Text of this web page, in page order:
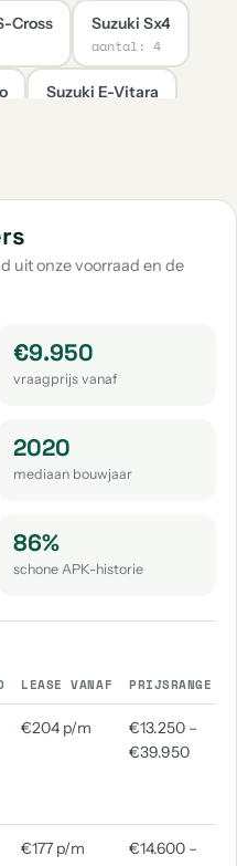
Cross Suzuki Sx4
aantal: 4
Suzuki E-Vitara
uit onze voorraad en de
€9.950
vraagprijs vanaf
2020
mediaan bouwjaar
86%
schone APK-historie
LEASE VANAF PRIJSRANGE
€204 p/m
€13.250 –
€39.950
€177 p/m
€14.600 –